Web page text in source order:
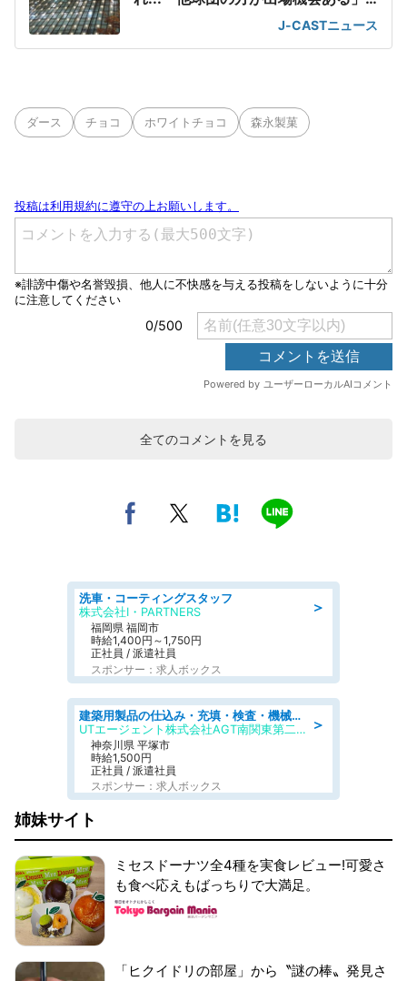
J-CASTニュース
ダース チョコ ホワイトチョコ 森永製菓
全てのコメントを見る
＞
洗車・コーティングスタッフ
株式会社I・PARTNERS
福岡県 福岡市
時給1,400円～1,750円
正社員 / 派遣社員
スポンサー：求人ボックス
＞
建築用製品の仕込み・充填・検査・機械操作/寮完備/日払い/工場・製造
UTエージェント株式会社AGT南関東第二CU
神奈川県 平塚市
時給1,500円
正社員 / 派遣社員
スポンサー：求人ボックス
姉妹サイト
ミセスドーナツ全4種を実食レビュー!可愛さ
も食べ応えもばっちりで大満足。
「ヒクイドリの部屋」から〝謎の棒〟発見さ